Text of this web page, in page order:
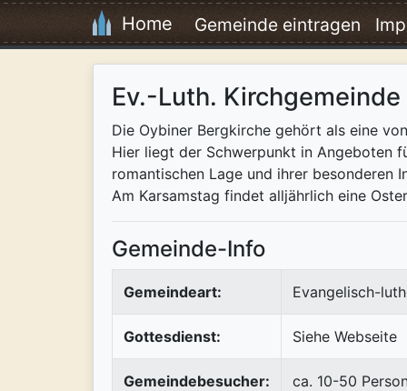
Home Gemeinde eintragen
Ev.-Luth.
Die Oybiner Bergkirche gehört als eine
Hier liegt der Schwerpunkt in Angeboten
romantischen Lage und ihrer besonderen
Am Karsamstag findet alljährlich eine
Gemeinde-Info
Gemeindeart: Evangelisch-
Gottesdienst: Siehe Webseite
Gemeindebesucher: ca. 10-50